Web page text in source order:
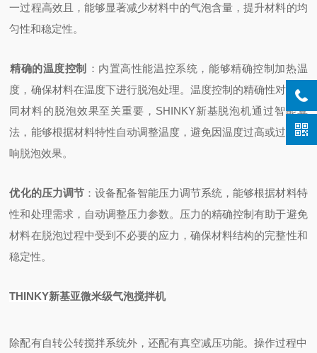
一过程高效且，能够显著减少材料中的气泡含量，提升材料的均
匀性和稳定性。
精确的温度控制
‌：内置高性能温控系统，能够精确控制加热温
度，确保材料在温度下进行脱泡处理。温度控制的精确性对于不
同材料的脱泡效果至关重要，SHINKY新基脱泡机通过智能算
法，能够根据材料特性自动调整温度，避免因温度过高或过低影
响脱泡效果。
优化的压力调节‌：设备配备智能压力调节系统，能够根据材料特
性和处理需求，自动调整压力参数。压力的精确控制有助于避免
材料在脱泡过程中受到不必要的应力，确保材料结构的完整性和
稳定性。
THINKY新基亚微米级气泡搅拌机
除配有自转公转搅拌系统外，还配有真空减压功能。操作过程中